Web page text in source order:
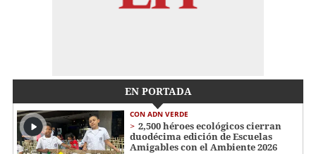
EN PORTADA
CON ADN VERDE
2,500 héroes ecológicos cierran
duodécima edición de Escuelas
Amigables con el Ambiente 2026